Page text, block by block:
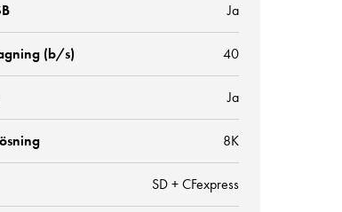
Ja
(b/s) 40
Ja
8K
SD + CFexpress